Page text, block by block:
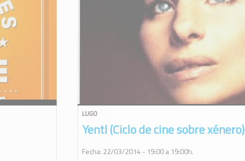
LUGO
Yentl (Ciclo de cine sobre xénero)
Fecha: 22/03/2014 - 19:00 a 19:00h.